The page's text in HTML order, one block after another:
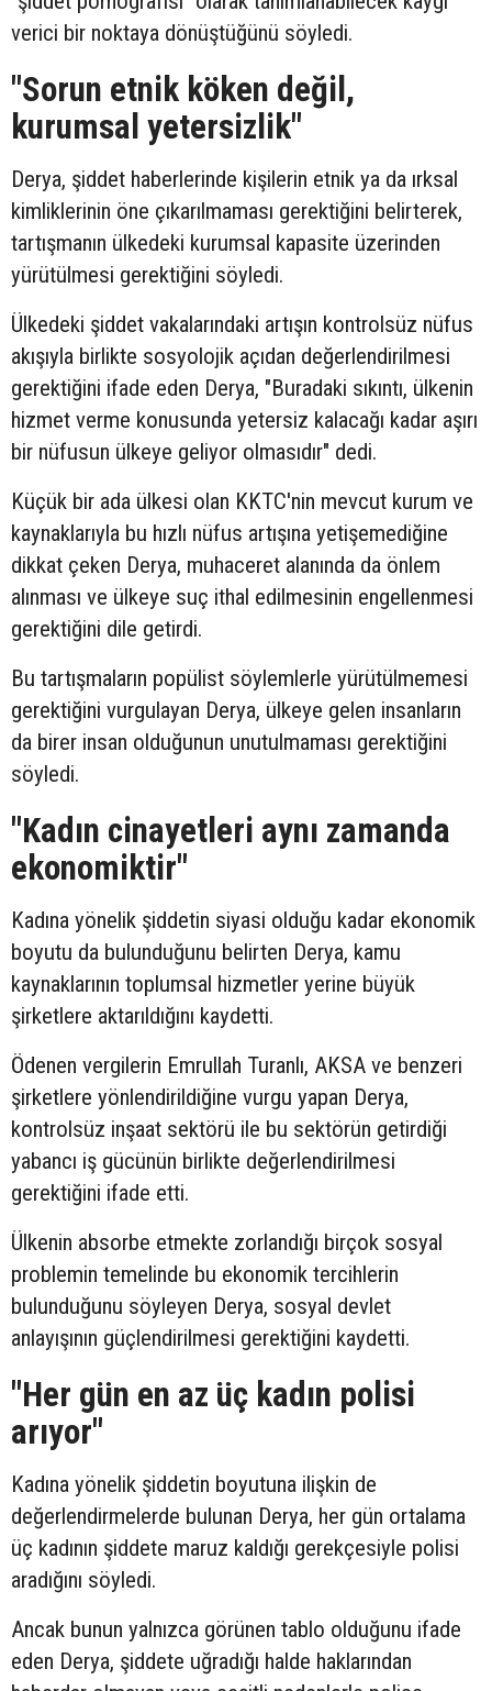
verici bir noktaya dönüştüğünü söyledi.
"Sorun etnik köken değil,
kurumsal yetersizlik"
Derya, şiddet haberlerinde kişilerin etnik ya da ırksal
kimliklerinin öne çıkarılmaması gerektiğini belirterek,
tartışmanın ülkedeki kurumsal kapasite üzerinden
yürütülmesi gerektiğini söyledi.
Ülkedeki şiddet vakalarındaki artışın kontrolsüz nüfus
akışıyla birlikte sosyolojik açıdan değerlendirilmesi
gerektiğini ifade eden Derya, "Buradaki sıkıntı, ülkenin
hizmet verme konusunda yetersiz kalacağı kadar aşırı
bir nüfusun ülkeye geliyor olmasıdır" dedi.
Küçük bir ada ülkesi olan KKTC'nin mevcut kurum ve
kaynaklarıyla bu hızlı nüfus artışına yetişemediğine
dikkat çeken Derya, muhaceret alanında da önlem
alınması ve ülkeye suç ithal edilmesinin engellenmesi
gerektiğini dile getirdi.
Bu tartışmaların popülist söylemlerle yürütülmemesi
gerektiğini vurgulayan Derya, ülkeye gelen insanların
da birer insan olduğunun unutulmaması gerektiğini
söyledi.
"Kadın cinayetleri aynı zamanda
ekonomiktir"
Kadına yönelik şiddetin siyasi olduğu kadar ekonomik
boyutu da bulunduğunu belirten Derya, kamu
kaynaklarının toplumsal hizmetler yerine büyük
şirketlere aktarıldığını kaydetti.
Ödenen vergilerin Emrullah Turanlı, AKSA ve benzeri
şirketlere yönlendirildiğine vurgu yapan Derya,
kontrolsüz inşaat sektörü ile bu sektörün getirdiği
yabancı iş gücünün birlikte değerlendirilmesi
gerektiğini ifade etti.
Ülkenin absorbe etmekte zorlandığı birçok sosyal
problemin temelinde bu ekonomik tercihlerin
bulunduğunu söyleyen Derya, sosyal devlet
anlayışının güçlendirilmesi gerektiğini kaydetti.
"Her gün en az üç kadın polisi
arıyor"
Kadına yönelik şiddetin boyutuna ilişkin de
değerlendirmelerde bulunan Derya, her gün ortalama
üç kadının şiddete maruz kaldığı gerekçesiyle polisi
aradığını söyledi.
Ancak bunun yalnızca görünen tablo olduğunu ifade
eden Derya, şiddete uğradığı halde haklarından